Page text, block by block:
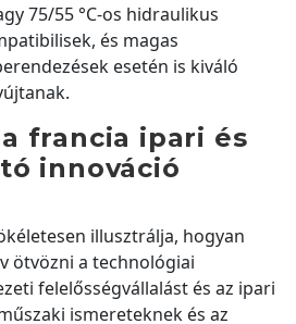
75/55 °C-os hidraulikus
és magas
esetén is kiváló
francia ipari és
innováció
illusztrálja, hogyan
ötvözni a technológiai
felelősségvállalást és az ipari
ismereteknek és az